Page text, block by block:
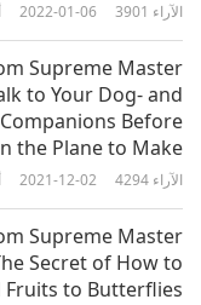
2022-01-06 3901 الآراء
Supreme Master
to Your Dog- and
Before
the Plane to Make
Them Assured
2021-12-02 4294 الآراء
Supreme Master
Secret of How to
Fruits to Butterflies